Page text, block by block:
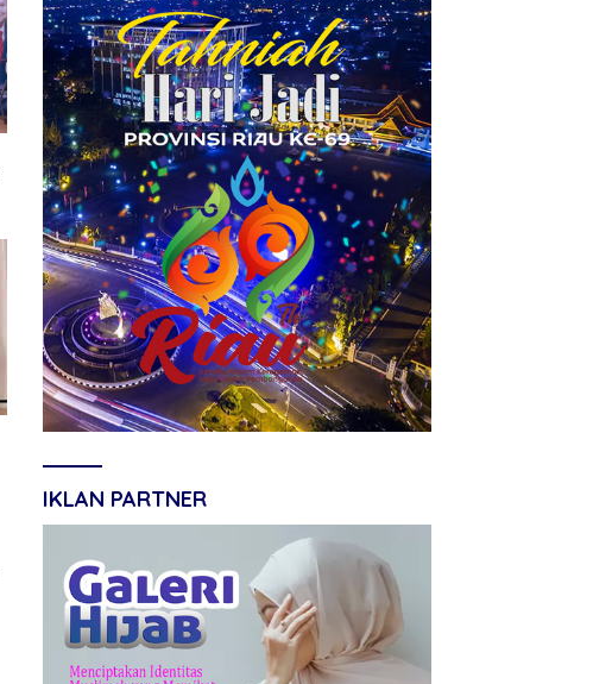
IKLAN PARTNER